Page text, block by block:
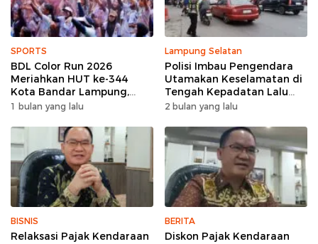
SPORTS
BDL Color Run 2026
Meriahkan HUT ke-344
Kota Bandar Lampung,
Wujud Semangat Sehat
1 bulan yang lalu
Lampung Selatan
Polisi Imbau Pengendara
Utamakan Keselamatan di
Tengah Kepadatan Lalu
Lintas Pagi Hari
2 bulan yang lalu
BISNIS
Relaksasi Pajak Kendaraan
BERITA
Diskon Pajak Kendaraan